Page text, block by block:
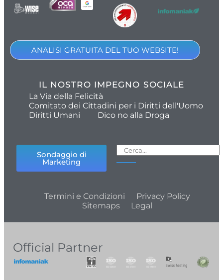
ANALISI GRATUITA DEL TUO WEBSITE!
IL NOSTRO IMPEGNO SOCIALE
La Via della Felicità
Comitato dei Cittadini per i Diritti dell'Uomo
Diritti Umani
Dico no alla Droga
Sondaggio di
Marketing
Termini e Condizioni
Privacy Policy
Sitemaps
Legal
Official Partner